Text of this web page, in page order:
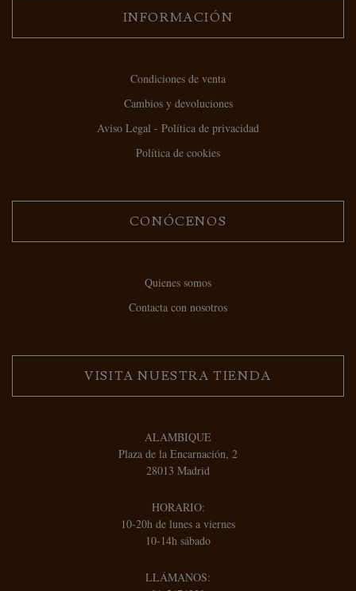
INFORMACIÓN
Condiciones de venta
Cambios y devoluciones
Aviso Legal - Política de privacidad
Política de cookies
CONÓCENOS
Quienes somos
Contacta con nosotros
VISITA NUESTRA TIENDA
ALAMBIQUE
Plaza de la Encarnación, 2
28013 Madrid
HORARIO:
10-20h de lunes a viernes
10-14h sábado
LLÁMANOS: